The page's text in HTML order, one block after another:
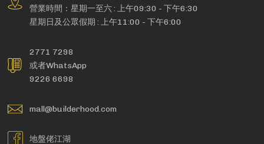
營業時間：星期一至六 : 上午09:30 - 下午6:30
星期日及公眾假期 : 上午11:00 - 下午6:00
2771 7298
或者WhatsApp
9226 6698
mall@builderhood.com
地盤佬江湖